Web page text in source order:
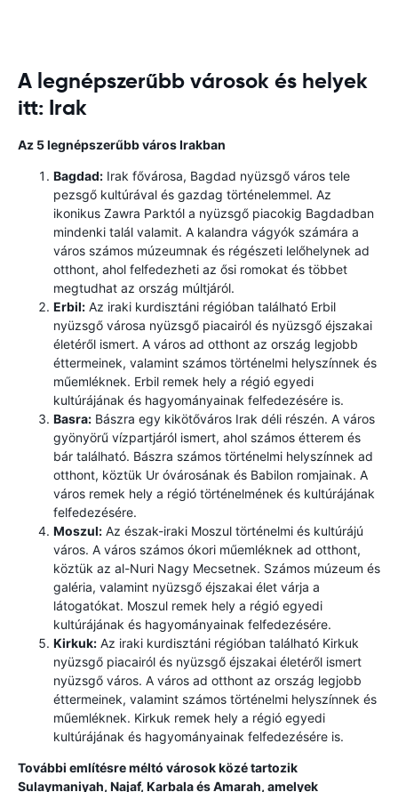
A legnépszerűbb városok és helyek
itt: Irak
Az 5 legnépszerűbb város Irakban
Bagdad: Irak fővárosa, Bagdad nyüzsgő város tele
pezsgő kultúrával és gazdag történelemmel. Az
ikonikus Zawra Parktól a nyüzsgő piacokig Bagdadban
mindenki talál valamit. A kalandra vágyók számára a
város számos múzeumnak és régészeti lelőhelynek ad
otthont, ahol felfedezheti az ősi romokat és többet
megtudhat az ország múltjáról.
Erbil: Az iraki kurdisztáni régióban található Erbil
nyüzsgő városa nyüzsgő piacairól és nyüzsgő éjszakai
életéről ismert. A város ad otthont az ország legjobb
éttermeinek, valamint számos történelmi helyszínnek és
műemléknek. Erbil remek hely a régió egyedi
kultúrájának és hagyományainak felfedezésére is.
Basra: Bászra egy kikötőváros Irak déli részén. A város
gyönyörű vízpartjáról ismert, ahol számos étterem és
bár található. Bászra számos történelmi helyszínnek ad
otthont, köztük Ur óvárosának és Babilon romjainak. A
város remek hely a régió történelmének és kultúrájának
felfedezésére.
Moszul: Az észak-iraki Moszul történelmi és kultúrájú
város. A város számos ókori műemléknek ad otthont,
köztük az al-Nuri Nagy Mecsetnek. Számos múzeum és
galéria, valamint nyüzsgő éjszakai élet várja a
látogatókat. Moszul remek hely a régió egyedi
kultúrájának és hagyományainak felfedezésére.
Kirkuk: Az iraki kurdisztáni régióban található Kirkuk
nyüzsgő piacairól és nyüzsgő éjszakai életéről ismert
nyüzsgő város. A város ad otthont az ország legjobb
éttermeinek, valamint számos történelmi helyszínnek és
műemléknek. Kirkuk remek hely a régió egyedi
kultúrájának és hagyományainak felfedezésére is.
További említésre méltó városok közé tartozik
Sulaymaniyah, Najaf, Karbala és Amarah, amelyek